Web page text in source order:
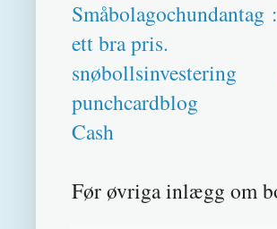
ett bra pris.
snøbollsinvestering :
punchcardblog :
Cash
Før øvriga inlægg om